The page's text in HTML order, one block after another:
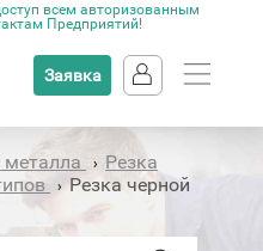
всем авторизованным
Предприятий!
Заявка
металла › Резка
›Резка черной